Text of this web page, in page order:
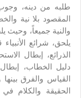
طلبه من دينه،
المقصود بلا نية
والنية جميعاً، وحيث
الذرائع، إبطال
دليل الخطاب،
القياس والفرق
الحقيقة والكلام